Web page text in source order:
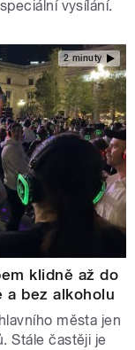
vysílání.
2 minuty
klidně až do
a bez alkoholu
města jen
Stále častěji je